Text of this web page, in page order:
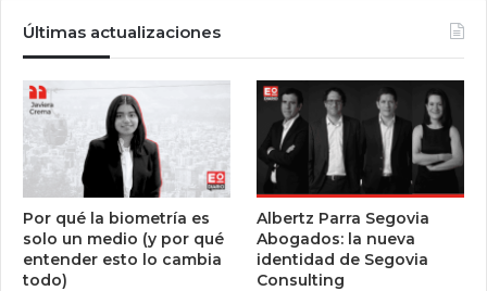
Últimas actualizaciones
Por qué la biometría es
solo un medio (y por qué
entender esto lo cambia
todo)
Albertz Parra Segovia
Abogados: la nueva
identidad de Segovia
Consulting